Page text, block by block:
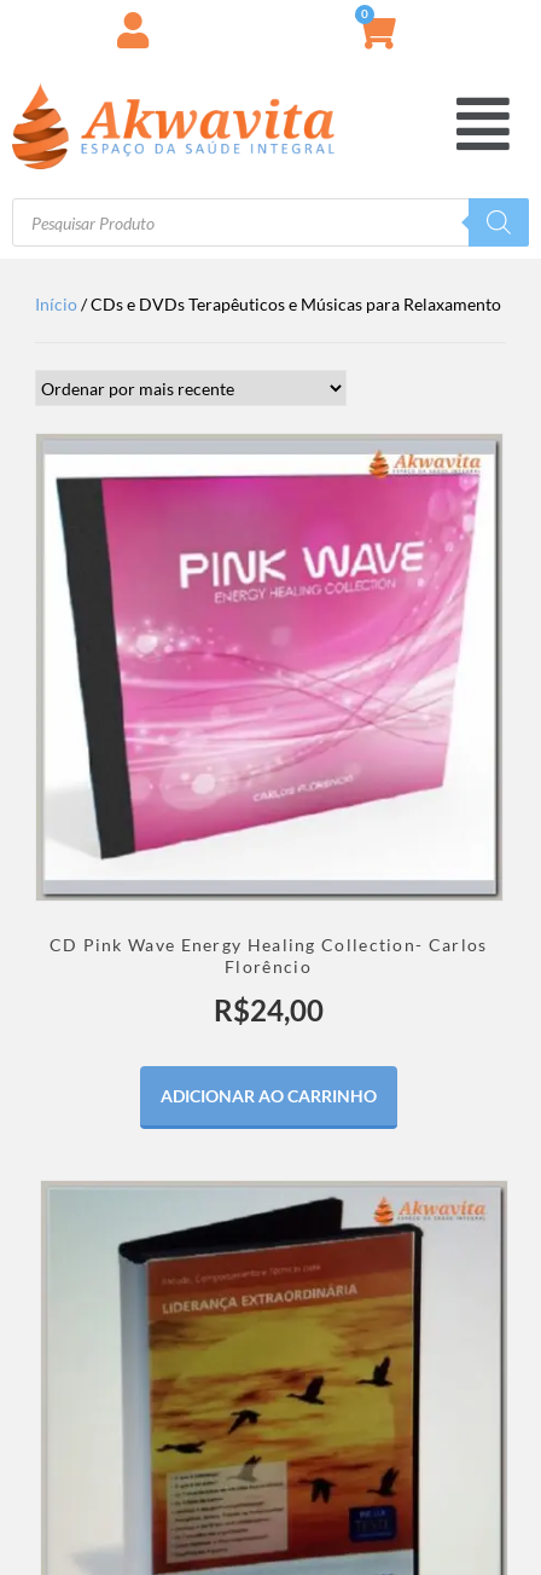
0
Início/ CDs e DVDs Terapêuticos e Músicas para Relaxamento
CD Pink Wave Energy Healing Collection- Carlos
Florêncio
R$24,00
ADICIONAR AO CARRINHO